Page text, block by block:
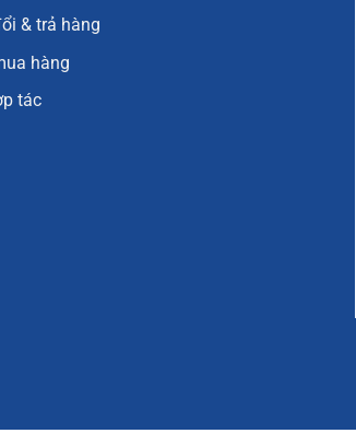
& trả hàng
hàng
tác